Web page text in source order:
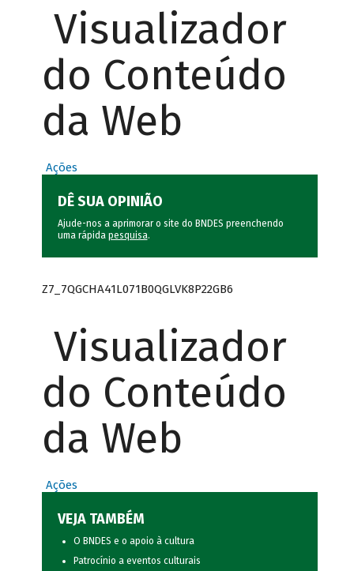
Visualizador
do Conteúdo
da Web
Ações
DÊ SUA OPINIÃO
Ajude-nos a aprimorar o site do BNDES preenchendo
uma rápida pesquisa.
Z7_7QGCHA41L071B0QGLVK8P22GB6
Visualizador
do Conteúdo
da Web
Ações
VEJA TAMBÉM
O BNDES e o apoio à cultura
Patrocínio a eventos culturais